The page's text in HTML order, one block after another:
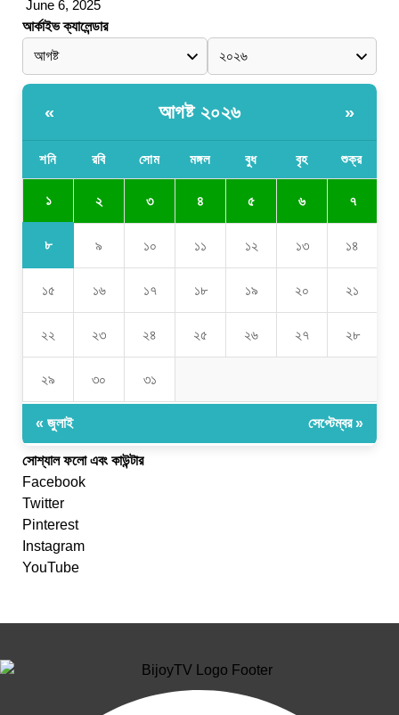
June 6, 2025
আর্কাইভ ক্যালেন্ডার
« আগষ্ট ২০২৬ »
শনি রবি সোম মঙ্গল বুধ বৃহ শুক্র
১ ২ ৩ ৪ ৫ ৬ ৭
৮ ৯ ১০ ১১ ১২ ১৩ ১৪
১৫ ১৬ ১৭ ১৮ ১৯ ২০ ২১
২২ ২৩ ২৪ ২৫ ২৬ ২৭ ২৮
২৯ ৩০ ৩১
« জুলাই সেপ্টেম্বর »
সোশ্যাল ফলো এবং কাউন্টার
Facebook
Twitter
Pinterest
Instagram
YouTube